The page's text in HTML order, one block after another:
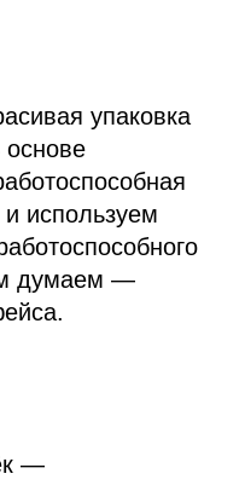
упаковка
основе
используем
думаем —
—